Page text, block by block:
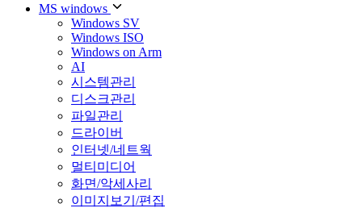
MS windows
Windows SV
Windows ISO
Windows on Arm
AI
시스템관리
디스크관리
파일관리
드라이버
인터넷/네트웍
멀티미디어
화면/악세사리
이미지보기/편집